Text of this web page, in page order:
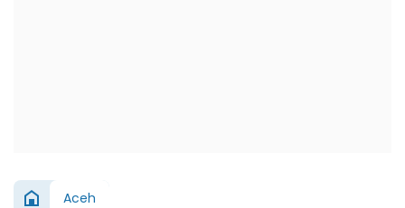
Aceh